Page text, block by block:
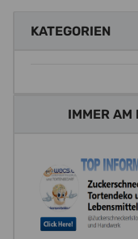
KATEGORIEN
IMMER AM